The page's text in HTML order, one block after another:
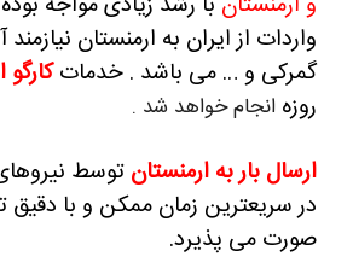
واردات از ایران به ارمنستان
گمرکی و … می باشد . خدماتکارگو
روزه انجام خواهد شد .
ارسال بار به ارمنستان توسط
در سریعترین زمان ممکن و با
صورت می پذیرد.